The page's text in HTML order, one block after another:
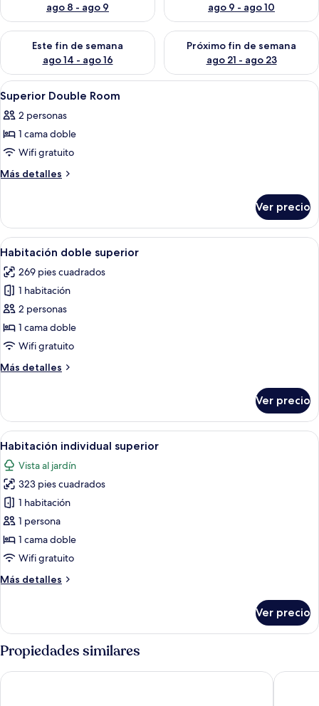
ago 8 - ago 9
ago 9 - ago 10
Este fin de semana
ago 14 - ago 16
Consulta la disponibilidad para este fin de semana ago 14 -
Próximo fin de semana
ago 21 - ago 23
Consulta la disponibilidad
Abrir
todas
las
fotos
de
Superior
Un dormitorio con cama a dosel,
8
Superior Double Room
2 personas
1 cama doble
Wifi gratuito
Más detalles
Más
Double
Room
Ver precio
Abrir
todas
las
fotos
de
Habitación
doble
Un dormitorio con cama, armario de
8
Habitación doble superior
269 pies cuadrados
1 habitación
2 personas
1 cama doble
Wifi gratuito
Más detalles
Más
doble
superior
Ver precio
Abrir
todas
las
fotos
de
Habitación
individual
superior
Un dormitorio con cama, mesita de
6
Habitación individual superior
Vista al jardín
323 pies cuadrados
1 habitación
1 persona
1 cama doble
Wifi gratuito
Más detalles
Más
individual
superior
Ver precio
Propiedades similares
Tripplex Hotel BEAL